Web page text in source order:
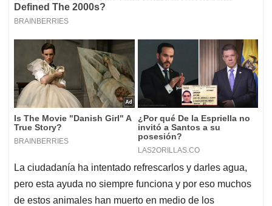
La ciudadanía ha intentado refrescarlos y darles agua,
pero esta ayuda no siempre funciona y por eso muchos
de estos animales han muerto en medio de los